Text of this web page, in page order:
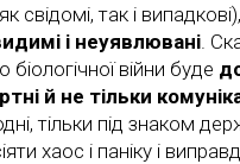
свідомі, так і
і неуявлювані .
біологічної війни буде
й не тільки
тільки під знаком
хаос і паніку і